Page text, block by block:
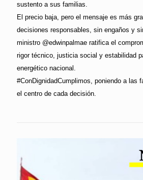
sustento a sus familias.
El precio baja, pero el mensaje es más
decisiones responsables, sin engaños y
ministro @edwinpalmae ratifica el
rigor técnico, justicia social y estabilidad
energético nacional.
#ConDignidadCumplimos, poniendo a las
el centro de cada decisión.